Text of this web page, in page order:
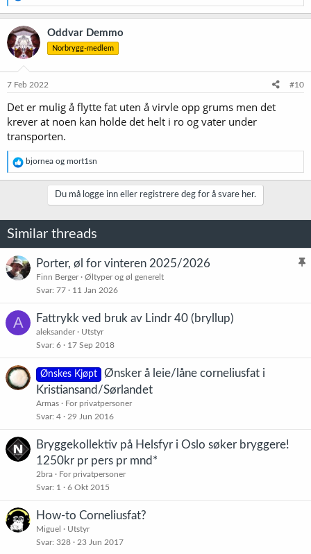
e
a
k
s
j
o
e
Oddvar Demmo
Norbrygg-medlem
7 Feb 2022 #10
Det er mulig å flytte fat uten å virvle opp grums men det
krever at noen kan holde det helt i ro og vater under
transporten.
R
e
a
n
e
r
:
bjornea og mort1sn
Du må logge inn eller registrere deg for å svare her.
Similar threads
K
Porter, øl for vinteren 2025/2026
Finn Berger
Øltyper og øl generelt
Svar 77 11 Jan 2026
A Fattrykk ved bruk av Lindr 40 (bryllup)
aleksander
Utstyr
Svar 6 17 Sep 2018
Ønskes Kjøpt
Ønsker å leie/låne corneliusfat i
Kristiansand/Sørlandet
Armas
For privatpersoner
Svar 4 29 Jun 2016
Bryggekollektiv på Helsfyr i Oslo søker bryggere!
1250kr pr pers pr mnd*
2bra
For privatpersoner
Svar 1 6 Okt 2015
How-to Corneliusfat?
Miguel
Utstyr
Svar 328 23 Jun 2017